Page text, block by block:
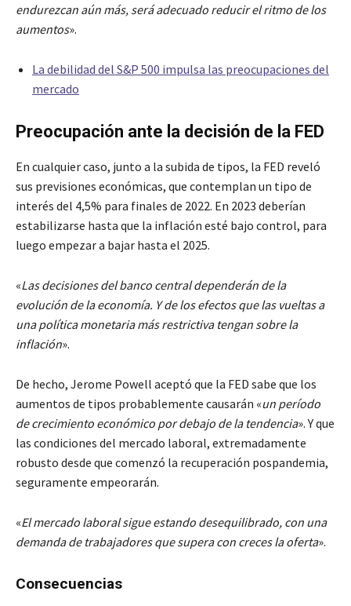
endurezcan aún más, será adecuado reducir el ritmo de los
aumentos».
La debilidad del S&P 500 impulsa las preocupaciones del
mercado
Preocupación ante la decisión de la FED
En cualquier caso, junto a la subida de tipos, la FED reveló
sus previsiones económicas, que contemplan un tipo de
interés del 4,5% para finales de 2022. En 2023 deberían
estabilizarse hasta que la inflación esté bajo control, para
luego empezar a bajar hasta el 2025.
«Las decisiones del banco central dependerán de la
evolución de la economía. Y de los efectos que las vueltas a
una política monetaria más restrictiva tengan sobre la
inflación».
De hecho, Jerome Powell aceptó que la FED sabe que los
aumentos de tipos probablemente causarán «un período
de crecimiento económico por debajo de la tendencia». Y que
las condiciones del mercado laboral, extremadamente
robusto desde que comenzó la recuperación pospandemia,
seguramente empeorarán.
«El mercado laboral sigue estando desequilibrado, con una
demanda de trabajadores que supera con creces la oferta».
Consecuencias